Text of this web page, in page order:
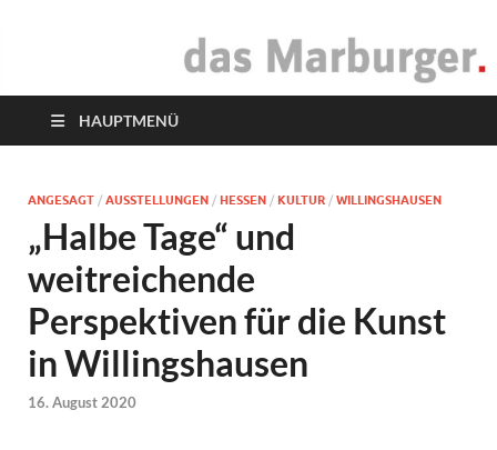
das Marburger.
HAUPTMENÜ
ANGESAGT / AUSSTELLUNGEN / HESSEN / KULTUR / WILLINGSHAUSEN
„Halbe Tage“ und
weitreichende
Perspektiven für die Kunst
in Willingshausen
16. August 2020